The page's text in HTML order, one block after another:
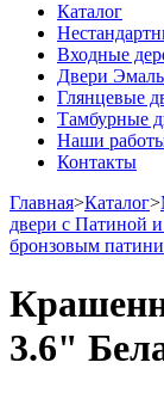
Каталог
Входные
Двери
Глянцевые
Тамбурные
Наши
Контакты
Главная>Каталог>
двери с Патиной
бронзовым
3.6"